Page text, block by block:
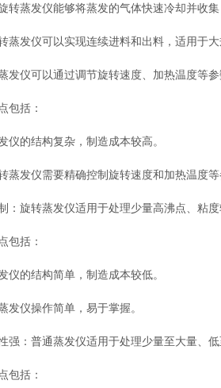
蒸发仪能够将蒸发的气体快速冷却并收集
发仪可以实现连续进料和出料，适用于大
仪可以通过调节旋转速度、加热温度等参
括：
的结构复杂，制造成本较高。
发仪需要精确控制旋转速度和加热温度等
旋转蒸发仪适用于处理少量高沸点、粘度
括：
的结构简单，制造成本较低。
仪操作简单，易于掌握。
：普通蒸发仪适用于处理少量至大量、低
括：